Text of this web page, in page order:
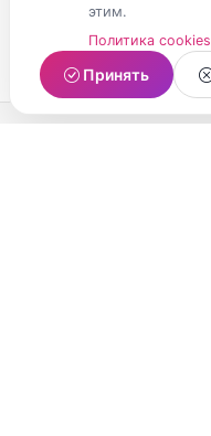
этим.
Политика cookies
Принять